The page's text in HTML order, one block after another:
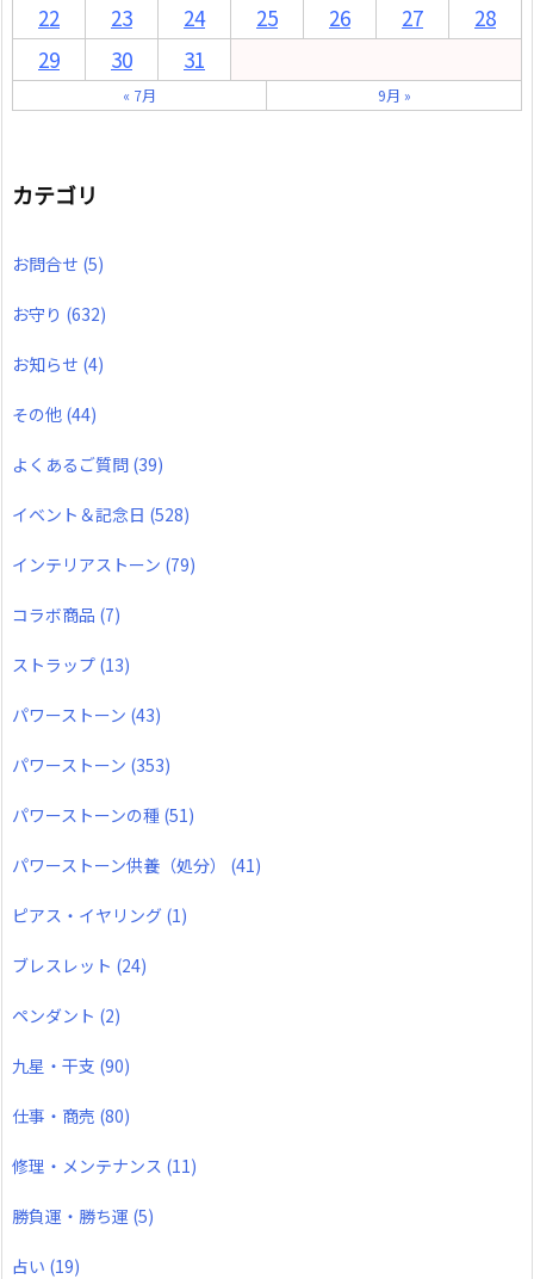
22 23 24 25 26 27
28
29
30 31
« 7月 9月 »
カテゴリ
お問合せ (5)
お守り (632)
お知らせ (4)
その他 (44)
よくあるご質問 (39)
イベント＆記念日 (528)
インテリアストーン (79)
コラボ商品 (7)
ストラップ (13)
パワーストーン (43)
パワーストーン (353)
パワーストーンの種 (51)
パワーストーン供養（処分） (41)
ピアス・イヤリング (1)
ブレスレット (24)
ペンダント (2)
九星・干支 (90)
仕事・商売 (80)
修理・メンテナンス (11)
勝負運・勝ち運 (5)
占い (19)